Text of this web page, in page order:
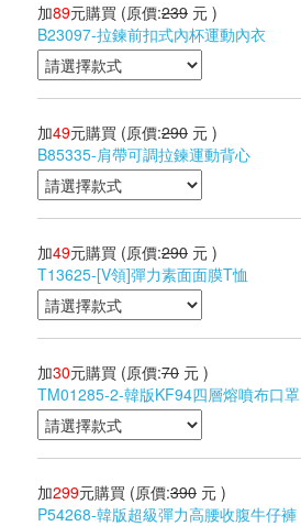
加89元購買 (原價:239 元 )
B23097-拉鍊前扣式內杯運動內衣
加49元購買 (原價:290 元 )
B85335-肩帶可調拉鍊運動背心
加49元購買 (原價:290 元 )
T13625-[V領]彈力素面面膜T恤
加30元購買 (原價:70 元 )
TM01285-2-韓版KF94四層熔噴布口罩
加299元購買 (原價:390 元 )
P54268-韓版超級彈力高腰收腹牛仔褲